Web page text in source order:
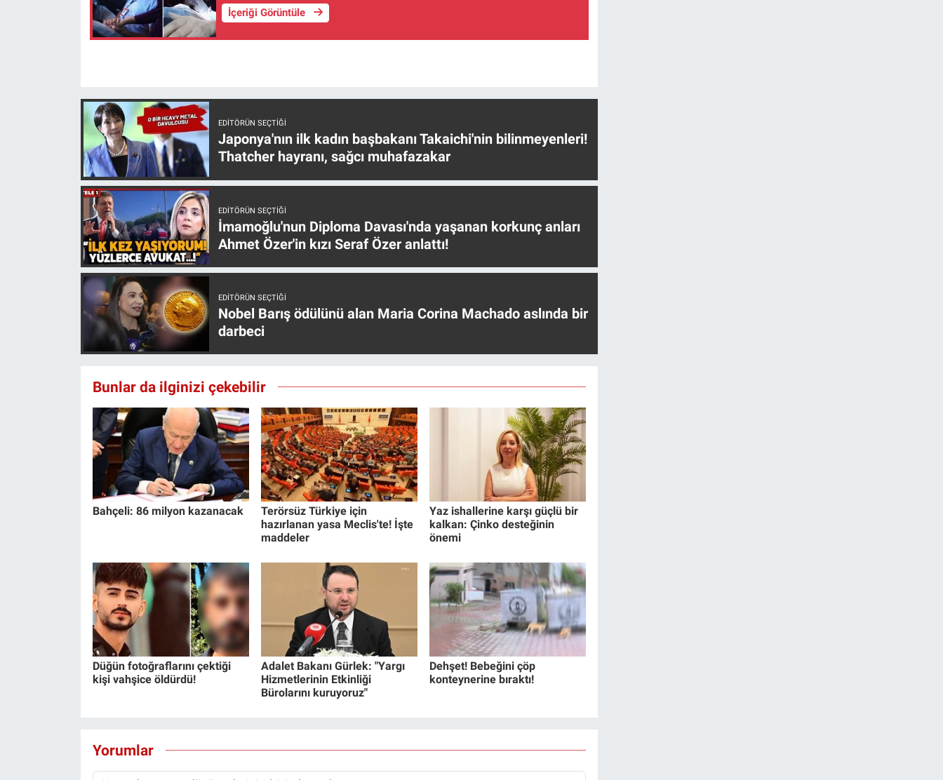
İçeriği Görüntüle
EDITÖRÜN SEÇTIĞI
Japonya'nın ilk kadın başbakanı Takaichi'nin bilinmeyenleri!
Thatcher hayranı, sağcı muhafazakar
EDITÖRÜN SEÇTIĞI
İmamoğlu'nun Diploma Davası'nda yaşanan korkunç anları
Ahmet Özer'in kızı Seraf Özer anlattı!
EDITÖRÜN SEÇTIĞI
Nobel Barış ödülünü alan Maria Corina Machado aslında bir
darbeci
Bunlar da ilginizi çekebilir
Bahçeli: 86 milyon kazanacak
Terörsüz Türkiye için
hazırlanan yasa Meclis'te! İşte
maddeler
Yaz ishallerine karşı güçlü bir
kalkan: Çinko desteğinin
önemi
Düğün fotoğraflarını çektiği
kişi vahşice öldürdü!
Adalet Bakanı Gürlek: "Yargı
Hizmetlerinin Etkinliği
Bürolarını kuruyoruz"
Dehşet! Bebeğini çöp
konteynerine bıraktı!
Yorumlar